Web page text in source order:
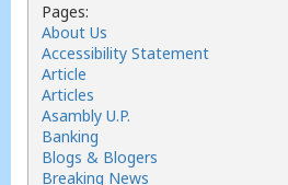
Pages:
About Us
Accessibility Statement
Article
Articles
Asambly U.P.
Banking
Blogs & Blogers
Breaking News